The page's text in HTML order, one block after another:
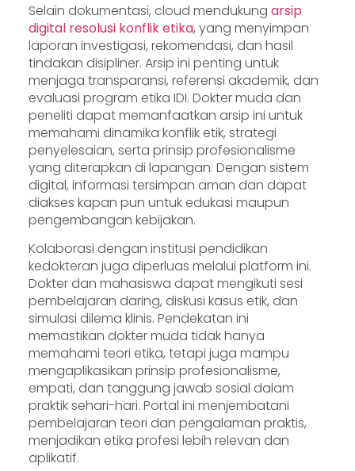
Selain dokumentasi, cloud mendukung arsip
digital resolusi konflik etika, yang menyimpan
laporan investigasi, rekomendasi, dan hasil
tindakan disipliner. Arsip ini penting untuk
menjaga transparansi, referensi akademik, dan
evaluasi program etika IDI. Dokter muda dan
peneliti dapat memanfaatkan arsip ini untuk
memahami dinamika konflik etik, strategi
penyelesaian, serta prinsip profesionalisme
yang diterapkan di lapangan. Dengan sistem
digital, informasi tersimpan aman dan dapat
diakses kapan pun untuk edukasi maupun
pengembangan kebijakan.
Kolaborasi dengan institusi pendidikan
kedokteran juga diperluas melalui platform ini.
Dokter dan mahasiswa dapat mengikuti sesi
pembelajaran daring, diskusi kasus etik, dan
simulasi dilema klinis. Pendekatan ini
memastikan dokter muda tidak hanya
memahami teori etika, tetapi juga mampu
mengaplikasikan prinsip profesionalisme,
empati, dan tanggung jawab sosial dalam
praktik sehari-hari. Portal ini menjembatani
pembelajaran teori dan pengalaman praktis,
menjadikan etika profesi lebih relevan dan
aplikatif.